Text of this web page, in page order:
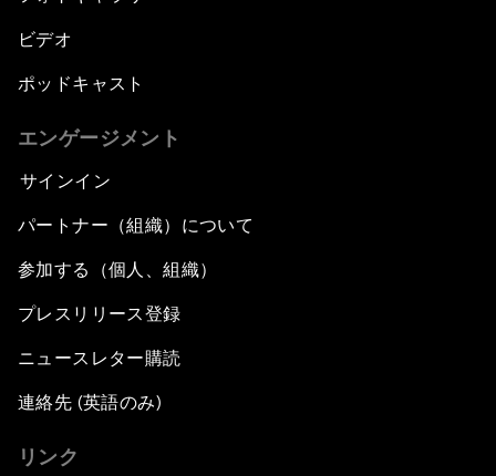
ビデオ
ポッドキャスト
エンゲージメント
サインイン
パートナー（組織）について
参加する（個人、組織）
プレスリリース登録
ニュースレター購読
連絡先 (英語のみ)
リンク